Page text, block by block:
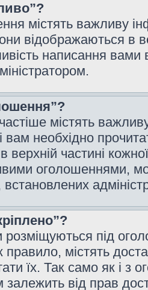
містять важливу
відображаються в
написання
містять
вам необхідно
верхній частині
оголошеннями,
встановлених
розміщуються під
правило, містять
їх. Так само як і
залежить від прав